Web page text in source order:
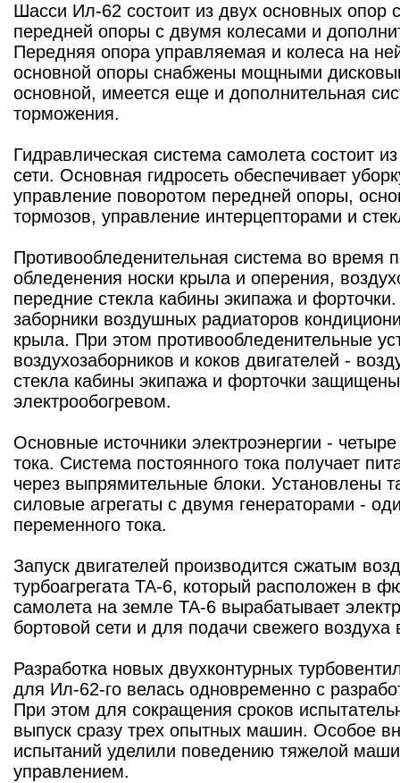
Шасси Ил-62 состоит из двух основных опор
передней опоры с двумя колесами и
Передняя опора управляемая и колеса на
основной опоры снабжены мощными
основной, имеется еще и дополнительная
торможения.
Гидравлическая система самолета состоит
сети. Основная гидросеть обеспечивает
управление поворотом передней опоры,
тормозов, управление интерцепторами и
Противообледенительная система во время
обледенения носки крыла и оперения,
передние стекла кабины экипажа и
заборники воздушных радиаторов
крыла. При этом противообледенительные
воздухозаборников и коков двигателей -
стекла кабины экипажа и форточки
электрообогревом.
Основные источники электроэнергии -
тока. Система постоянного тока получает
через выпрямительные блоки. Установлены
силовые агрегаты с двумя генераторами -
переменного тока.
Запуск двигателей производится сжатым
турбоагрегата ТА-6, который расположен в
самолета на земле ТА-6 вырабатывает
бортовой сети и для подачи свежего
Разработка новых двухконтурных
для Ил-62-го велась одновременно с
При этом для сокращения сроков
выпуск сразу трех опытных машин. Особое
испытаний уделили поведению тяжелой
управлением.